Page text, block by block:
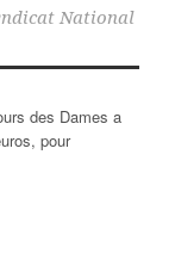
National
des Dames a
pour